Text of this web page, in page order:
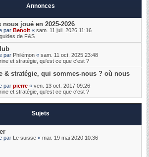
Annonces
joué en 2025-2026
par Benoit « sam. 11 juil. 2026 11:16
de F&S
par Philémon « sam. 11 oct. 2025 23:48
et stratégie, qu'est ce que c'est ?
& stratégie, qui sommes-nous ? où nous
par pierre « ven. 13 oct. 2017 09:26
et stratégie, qu'est ce que c'est ?
Sujets
par Le suisse « mar. 19 mai 2020 10:36